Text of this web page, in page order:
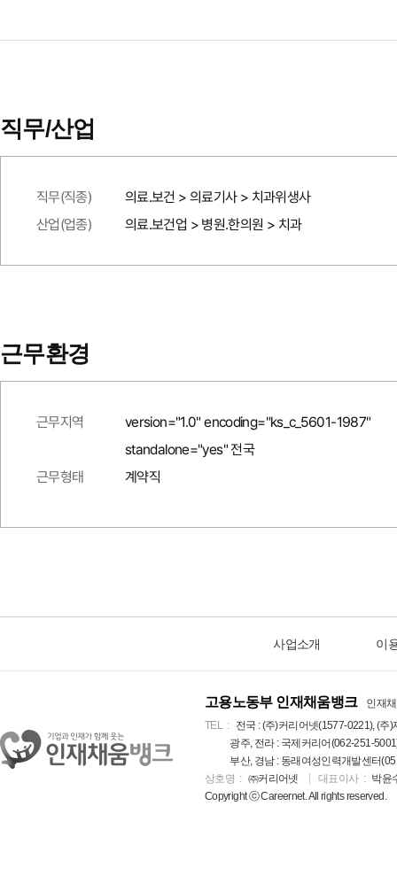
직무/산업
직무(직종)
의료.보건 > 의료기사 > 치과위생사
산업(업종)
의료.보건업 > 병원.한의원 > 치과
근무환경
근무지역
version="1.0" encoding="ks_c_5601-1987"
standalone="yes" 전국
근무형태
계약직
사업소개 이
고용노동부 인재채움뱅크
인재
TEL
전국 : (주)커리어넷(1577-0221), (
광주, 전라 : 국제커리어(062-251-
부산, 경남 : 동래여성인력개발센터
상호명
㈜커리어넷 대표이사
박윤
Copyright ⓒ Careernet. All rights reserved.